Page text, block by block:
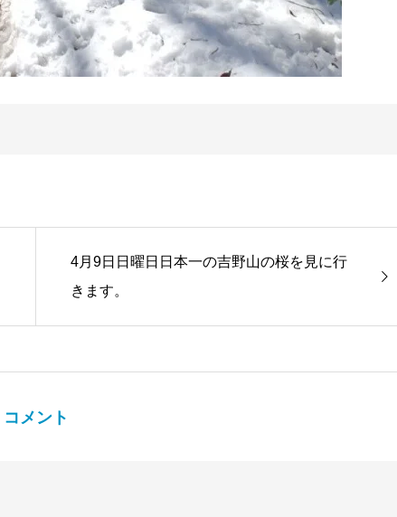
4月9日日曜日日本一の吉野山の桜を見に行
きます。
コメント